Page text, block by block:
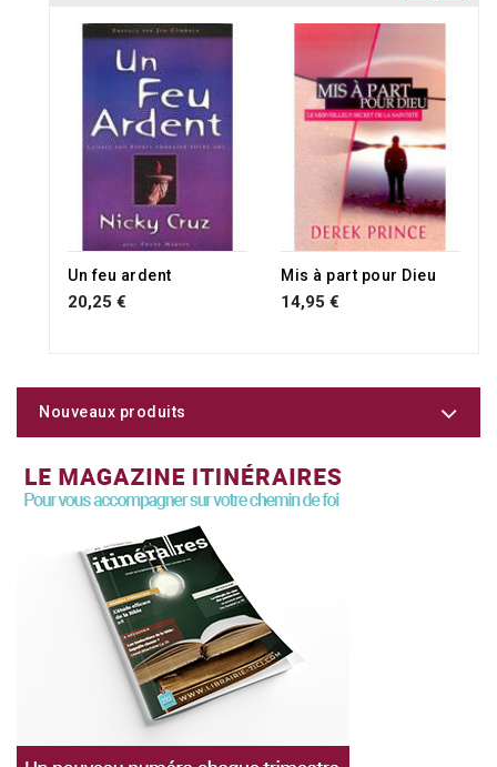
Un feu ardent
20,25 €
Mis à part pour Dieu
14,95 €
Nouveaux produits